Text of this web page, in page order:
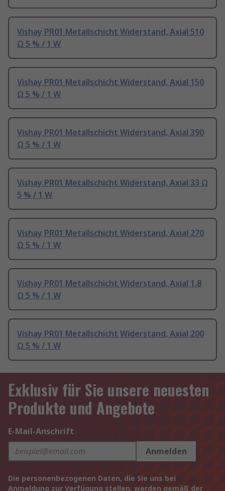
Vishay PR01 Metallschicht Widerstand, Axial 510
Ω 5 % / 1 W
Vishay PR01 Metallschicht Widerstand, Axial 150
Ω 5 % / 1 W
Vishay PR01 Metallschicht Widerstand, Axial 390
Ω 5 % / 1 W
Vishay PR01 Metallschicht Widerstand, Axial 33 Ω
5 % / 1 W
Vishay PR01 Metallschicht Widerstand, Axial 270
Ω 5 % / 1 W
Vishay PR01 Metallschicht Widerstand, Axial 1.8
Ω 5 % / 1 W
Vishay PR01 Metallschicht Widerstand, Axial 200
Ω 5 % / 1 W
Exklusiv für Sie unsere neuesten
Produkte und Angebote
E-Mail-Anschrift
Anmelden
Die personenbezogenen Daten, die Sie uns bei
Anmeldung zur Verfügung stellen, werden gemäß der